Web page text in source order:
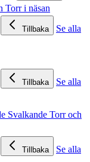
Torr i näsan
Tillbaka
Se alla
Tillbaka
Se alla
Svalkande Torr och
Tillbaka
Se alla